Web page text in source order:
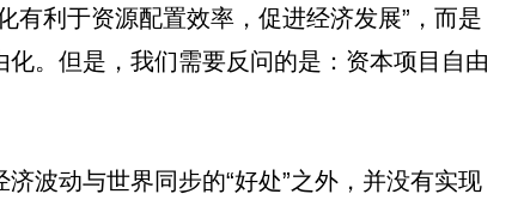
有利于资源配置效率，促进经济发展”，而是
。但是，我们需要反问的是：资本项目自由
波动与世界同步的“好处”之外，并没有实现